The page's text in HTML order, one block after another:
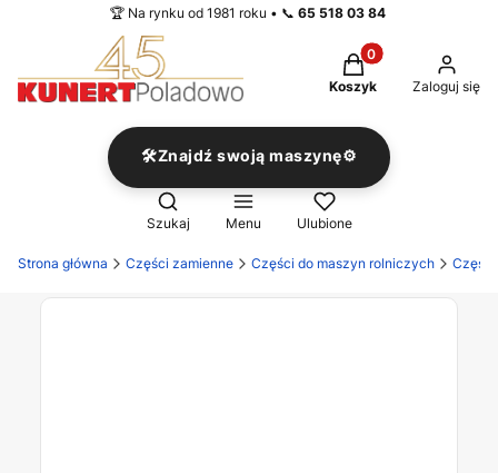
🏆 Na rynku od 1981 roku • 📞 65 518 03 84
Produkty w
Koszyk Zaloguj się
🛠️Znajdź swoją maszynę⚙️
Otwórz wyszukiwarkę
Szukaj Menu Ulubione
Strona główna Części zamienne Części do maszyn rolniczych